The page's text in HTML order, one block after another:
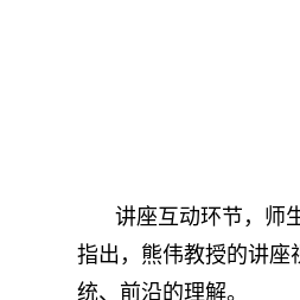
讲座互动环节，师
指出，熊伟教授的讲座
统、前沿的理解。